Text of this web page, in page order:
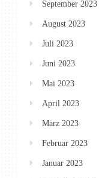
September 2023
August 2023
Juli 2023
Juni 2023
Mai 2023
April 2023
März 2023
Februar 2023
Januar 2023